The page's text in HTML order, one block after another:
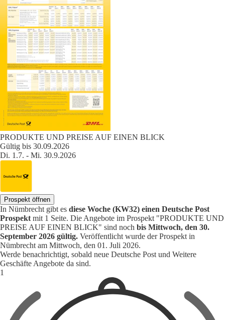
PRODUKTE UND PREISE AUF EINEN BLICK
Gültig bis 30.09.2026
Di. 1.7. - Mi. 30.9.2026
Prospekt öffnen
In Nümbrecht gibt es diese Woche (KW32) einen Deutsche Post
Prospekt mit 1 Seite. Die Angebote im Prospekt "PRODUKTE UND
PREISE AUF EINEN BLICK" sind noch bis Mittwoch, den 30.
September 2026 gültig. Veröffentlicht wurde der Prospekt in
Nümbrecht am Mittwoch, den 01. Juli 2026.
Werde benachrichtigt, sobald neue Deutsche Post und Weitere
Geschäfte Angebote da sind.